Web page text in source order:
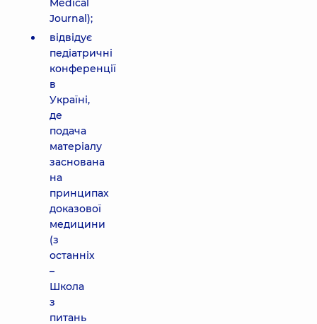
Medical
Journal);
відвідує
педіатричні
конференції
в
Україні,
де
подача
матеріалу
заснована
на
принципах
доказової
медицини
(з
останніх
–
Школа
з
питань